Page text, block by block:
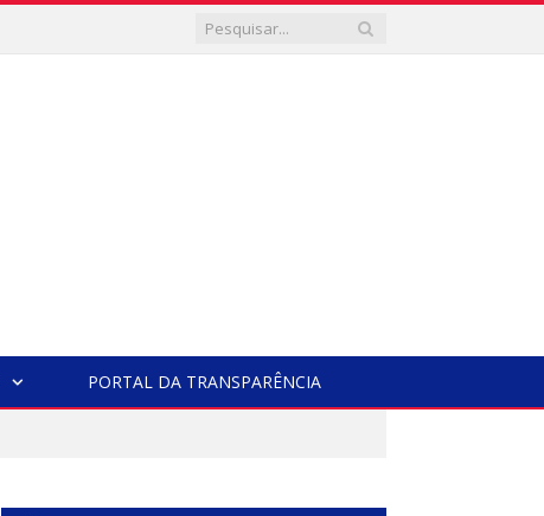
PORTAL DA TRANSPARÊNCIA